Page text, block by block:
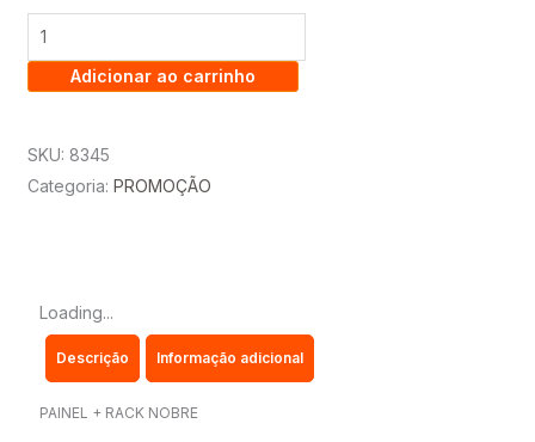
era:
R$2.180,00.
é:
R$1.999,00.
KIT
PAINEL
NOBRE
PORTAS,
GAVETA
Adicionar ao carrinho
SKU: 8345
Categoria: PROMOÇÃO
Loading...
Descrição Informação adicional
PAINEL + RACK NOBRE